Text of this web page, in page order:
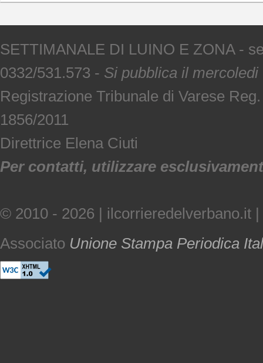
SETTIMANALE DI LUINO E ZONA -
0332/531.573 - Si pubblica il mercoledi
Registrazione Tribunale di Varese
1856/2011
Direttrice Elena Ciuti
Per contatti, utilizzare
© 2010 - 2026 | ilcorrieredelverbano.it
Associato Unione Stampa Periodica